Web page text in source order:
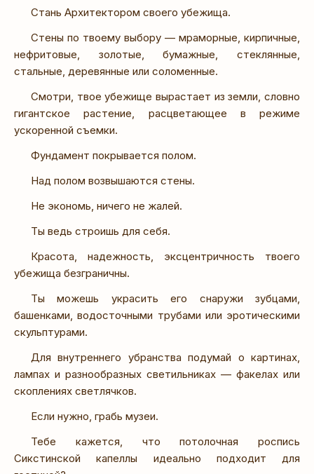
Стань Архитектором своего убежища.
Стены по твоему выбору — мраморные, кирпичные,
нефритовые, золотые, бумажные, стеклянные,
стальные, деревянные или соломенные.
Смотри, твое убежище вырастает из земли, словно
гигантское растение, расцветающее в режиме
ускоренной съемки.
Фундамент покрывается полом.
Над полом возвышаются стены.
Не экономь, ничего не жалей.
Ты ведь строишь для себя.
Красота, надежность, эксцентричность твоего
убежища безграничны.
Ты можешь украсить его снаружи зубцами,
башенками, водосточными трубами или эротическими
скульптурами.
Для внутреннего убранства подумай о картинах,
лампах и разнообразных светильниках — факелах или
скоплениях светлячков.
Если нужно, грабь музеи.
Тебе кажется, что потолочная роспись
Сикстинской капеллы идеально подходит для